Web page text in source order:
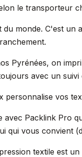
le transporteur
monde. C'est un
Pyrénées, on
avec un
vos
avec Packlink Pro
qui vous convient
textile est